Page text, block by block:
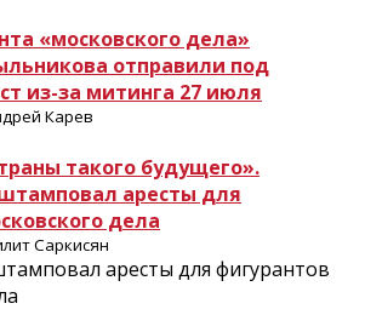
«московского дела»
отправили под
из-за митинга 27 июля
Карев
такого будущего».
аресты для
дела
Саркисян
аресты для фигурантов